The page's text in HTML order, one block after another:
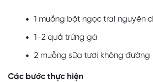
1 muỗng bột ngọc trai nguyên
1-2 quả trứng gà
2 muỗng sữa tươi không đường
Các bước thực hiện